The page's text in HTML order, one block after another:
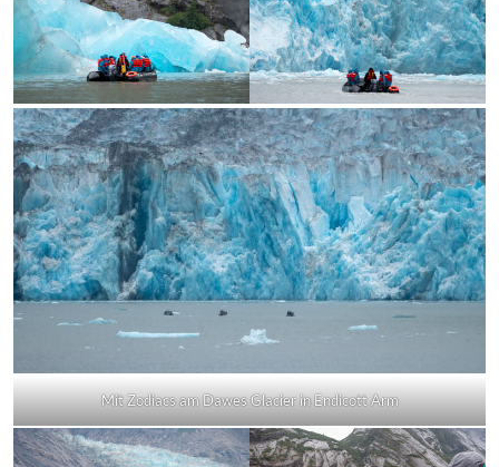
Mit Zodiacs am Dawes Glacier in Endicott Arm